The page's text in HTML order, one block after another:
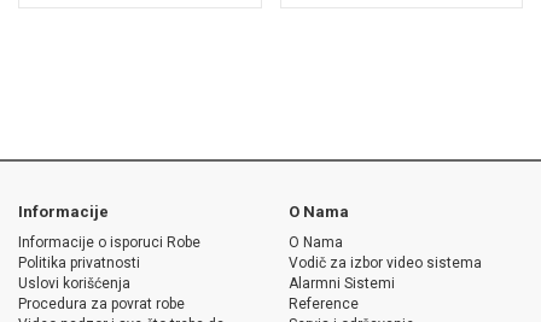
Informacije
Informacije o isporuci Robe
Politika privatnosti
Uslovi korišćenja
Procedura za povrat robe
O Nama
O Nama
Vodič za izbor video sistema
Alarmni Sistemi
Reference